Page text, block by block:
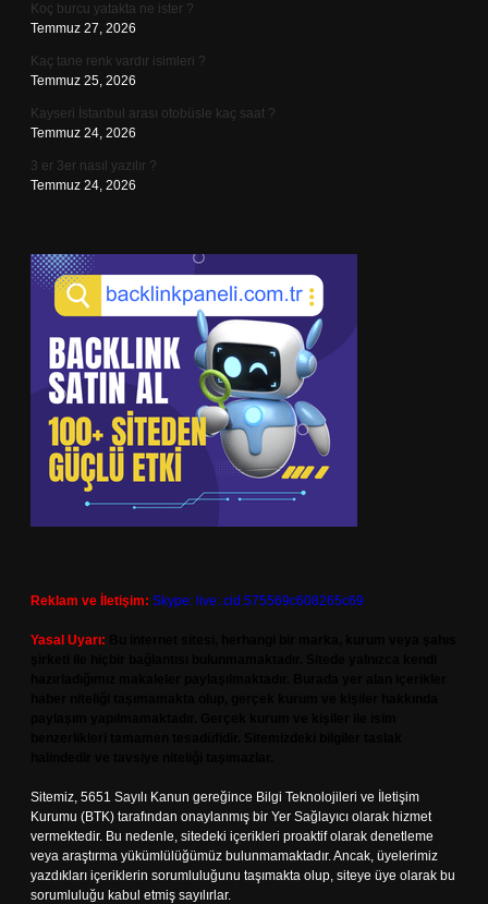
Koç burcu yatakta ne ister ?
Temmuz 27, 2026
Kaç tane renk vardır isimleri ?
Temmuz 25, 2026
Kayseri İstanbul arası otobüsle kaç saat ?
Temmuz 24, 2026
3 er 3er nasıl yazılır ?
Temmuz 24, 2026
Reklam ve İletişim: Skype: live:.cid.575569c608265c69
Yasal Uyarı:
Sitemiz, 5651 Sayılı Kanun gereğince Bilgi Teknolojileri ve İletişim
Kurumu (BTK) tarafından onaylanmış bir Yer Sağlayıcı olarak hizmet
vermektedir. Bu nedenle, sitedeki içerikleri proaktif olarak denetleme
veya araştırma yükümlülüğümüz bulunmamaktadır. Ancak, üyelerimiz
yazdıkları içeriklerin sorumluluğunu taşımakta olup, siteye üye olarak bu
sorumluluğu kabul etmiş sayılırlar.